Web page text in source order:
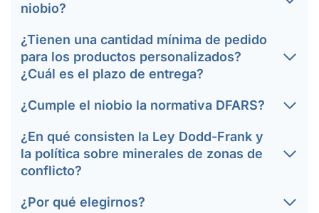
niobio?
¿Tienen una cantidad mínima de pedido
para los productos personalizados?
¿Cuál es el plazo de entrega?
¿Cumple el niobio la normativa DFARS?
¿En qué consisten la Ley Dodd-Frank y
la política sobre minerales de zonas de
conflicto?
¿Por qué elegirnos?